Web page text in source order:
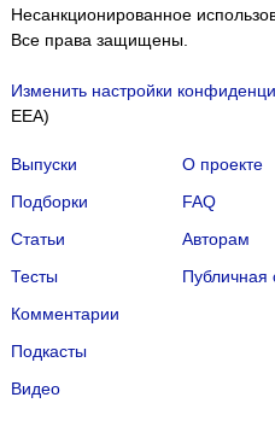
Несанкционированное
Все права защищены.
Изменить настройки
EEA)
Выпуски
Подборки
Статьи
Тесты
Комментарии
Подкасты
Видео
О проекте
FAQ
Авторам
Публичная